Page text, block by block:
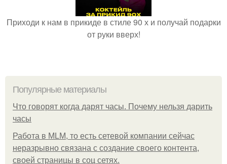
Приходи к нам в прикиде в стиле 90 х и получай подарки
от руки вверх!
Популярные материалы
Что говорят когда дарят часы. Почему нельзя дарить
часы
Работа в MLM, то есть сетевой компании сейчас
неразрывно связана с создание своего контента,
своей страницы в соц сетях.